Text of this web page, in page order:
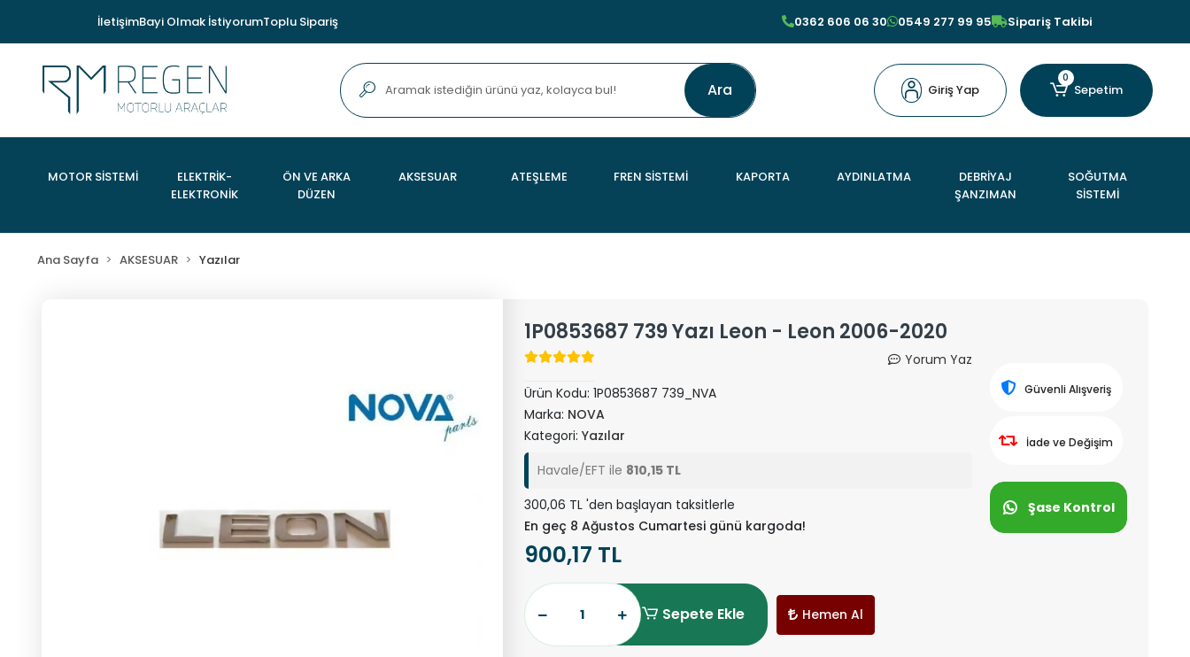
İletişimBayi Olmak İstiyorumToplu Sipariş 0362 606 06 30 0549 277 99 95 Sipariş Takibi
Ara Giriş Yap
0
Sepetim
MOTOR SİSTEMİ
ELEKTRİK-
ELEKTRONİK
ÖN VE ARKA
DÜZEN
AKSESUAR ATEŞLEME FREN SİSTEMİ KAPORTA AYDINLATMA
DEBRİYAJ
ŞANZIMAN
SOĞUTMA
SİSTEMİ
Ana Sayfa AKSESUAR Yazılar
1P0853687 739 Yazı Leon - Leon 2006-2020
Yorum Yaz
Ürün Kodu: 1P0853687 739_NVA
Marka: NOVA
Kategori: Yazılar
Havale/EFT ile 810,15 TL
300,06 TL 'den başlayan taksitlerle
En geç 8 Ağustos Cumartesi günü kargoda!
900,17 TL
Sepete Ekle Hemen Al
Güvenli Alışveriş
İade ve Değişim
Şase Kontrol